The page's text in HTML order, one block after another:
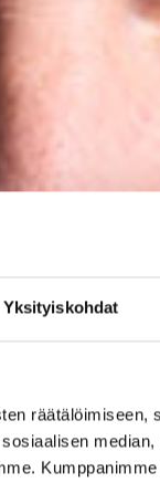
Yksityiskohdat